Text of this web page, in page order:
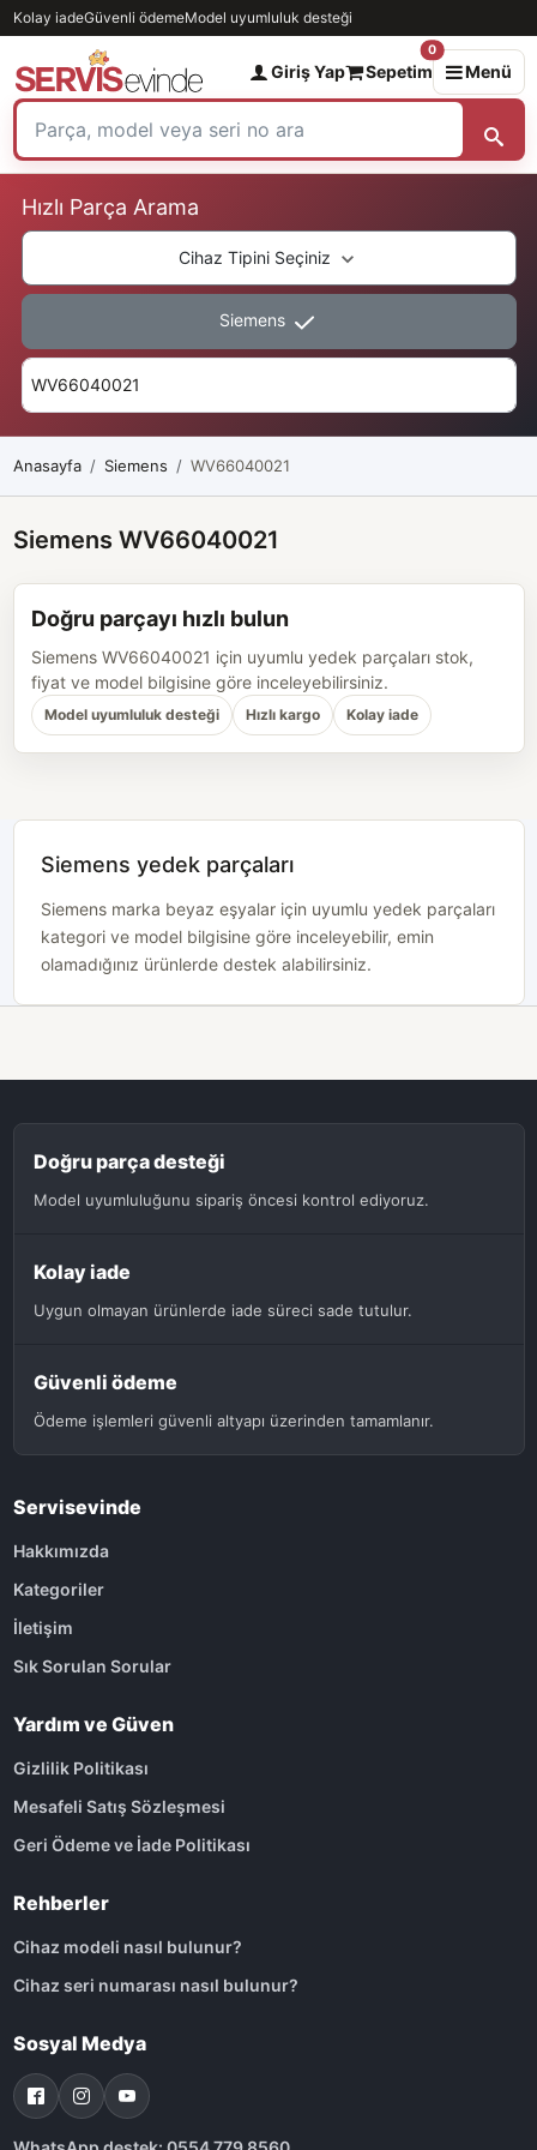
Kolay iadeGüvenli ödemeModel uyumluluk desteği
Giriş Yap Sepetim
0
Menü
Hızlı Parça Arama
Cihaz Tipini Seçiniz
Siemens
Anasayfa Siemens WV66040021
Siemens WV66040021
Doğru parçayı hızlı bulun
Siemens WV66040021 için uyumlu yedek parçaları stok,
fiyat ve model bilgisine göre inceleyebilirsiniz.
Model uyumluluk desteği Hızlı kargo Kolay iade
Siemens yedek parçaları
Siemens marka beyaz eşyalar için uyumlu yedek parçaları
kategori ve model bilgisine göre inceleyebilir, emin
olamadığınız ürünlerde destek alabilirsiniz.
Doğru parça desteği
Model uyumluluğunu sipariş öncesi kontrol ediyoruz.
Kolay iade
Uygun olmayan ürünlerde iade süreci sade tutulur.
Güvenli ödeme
Ödeme işlemleri güvenli altyapı üzerinden tamamlanır.
Servisevinde
Hakkımızda
Kategoriler
İletişim
Sık Sorulan Sorular
Yardım ve Güven
Gizlilik Politikası
Mesafeli Satış Sözleşmesi
Geri Ödeme ve İade Politikası
Rehberler
Cihaz modeli nasıl bulunur?
Cihaz seri numarası nasıl bulunur?
Sosyal Medya